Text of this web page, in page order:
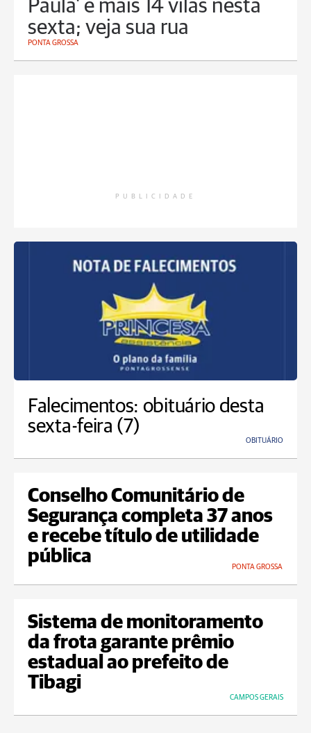
Paula' e mais 14 vilas nesta
sexta; veja sua rua
PONTA GROSSA
PUBLICIDADE
Falecimentos: obituário desta
sexta-feira (7)
OBITUÁRIO
Conselho Comunitário de
Segurança completa 37 anos
e recebe título de utilidade
pública
PONTA GROSSA
Sistema de monitoramento
da frota garante prêmio
estadual ao prefeito de
Tibagi
CAMPOS GERAIS